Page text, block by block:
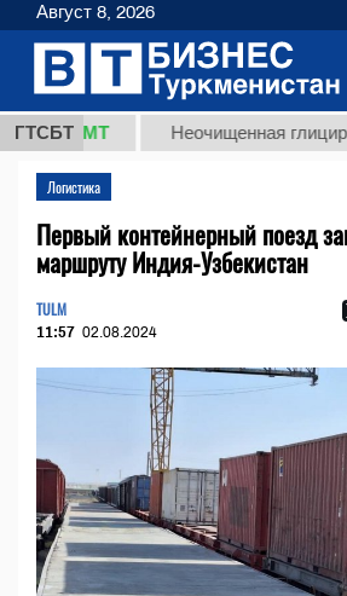
ГТСБТ
ТМТ Неочищенная
Логистика
Первый контейнерный поезд
маршруту Индия-Узбекистан
TULM
11:57 02.08.2024
Август 8, 2026